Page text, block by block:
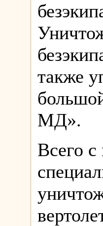
также
МД».
Всего с